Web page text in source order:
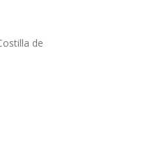
de